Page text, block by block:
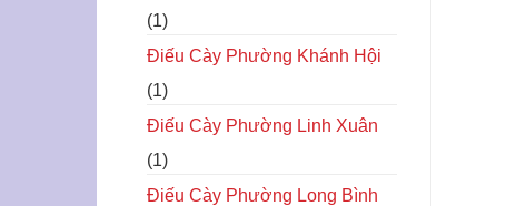
(1)
Điếu Cày Phường Khánh Hội
(1)
Điếu Cày Phường Linh Xuân
(1)
Điếu Cày Phường Long Bình